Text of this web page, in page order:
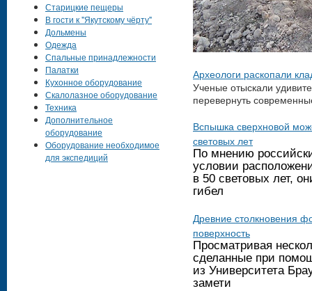
Археологи раскопали
Ученые отыскали
перевернуть
Вспышка сверхновой
световых лет
По мнению
условии
в 50 световых лет,
гибел
Древние столкновения
поверхность
Просматривая
сделанные при
из Университета
замети
Старицкие пещеры
В гости к "Якутскому чёрту"
Дольмены
Одежда
Спальные принадлежности
Палатки
Кухонное оборудование
Скалолазное оборудование
Техника
Дополнительное
оборудование
Оборудование необходимое
для экспедиций